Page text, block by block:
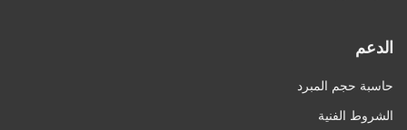
الدعم
حاسبة حجم المبرد
الشروط الفنية